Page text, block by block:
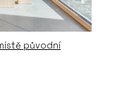
původní